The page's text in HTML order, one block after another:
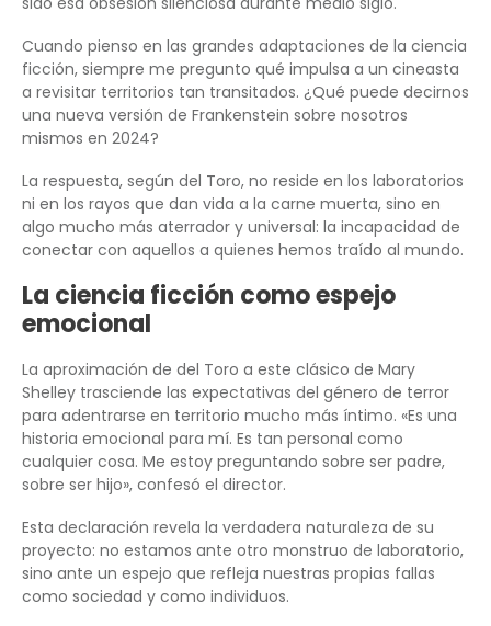
Cuando pienso en las grandes adaptaciones de la ciencia
ficción, siempre me pregunto qué impulsa a un cineasta
a revisitar territorios tan transitados. ¿Qué puede decirnos
una nueva versión de Frankenstein sobre nosotros
mismos en 2024?
La respuesta, según del Toro, no reside en los laboratorios
ni en los rayos que dan vida a la carne muerta, sino en
algo mucho más aterrador y universal: la incapacidad de
conectar con aquellos a quienes hemos traído al mundo.
La ciencia ficción como espejo
emocional
La aproximación de del Toro a este clásico de Mary
Shelley trasciende las expectativas del género de terror
para adentrarse en territorio mucho más íntimo. «Es una
historia emocional para mí. Es tan personal como
cualquier cosa. Me estoy preguntando sobre ser padre,
sobre ser hijo», confesó el director.
Esta declaración revela la verdadera naturaleza de su
proyecto: no estamos ante otro monstruo de laboratorio,
sino ante un espejo que refleja nuestras propias fallas
como sociedad y como individuos.